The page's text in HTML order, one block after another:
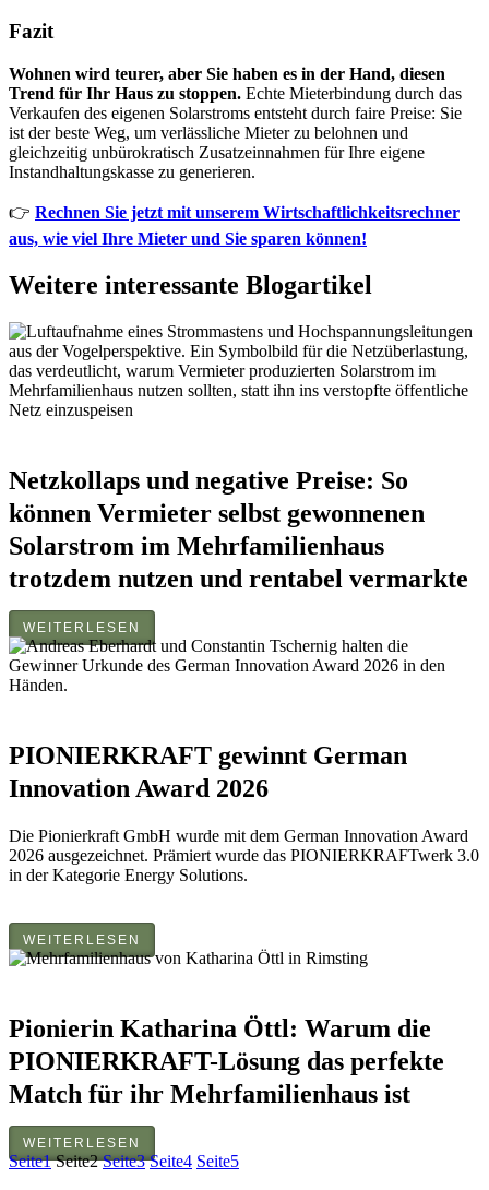
Fazit
Wohnen wird teurer, aber Sie haben es in der Hand, diesen
Trend für Ihr Haus zu stoppen. Echte Mieterbindung durch das
Verkaufen des eigenen Solarstroms entsteht durch faire Preise: Sie
ist der beste Weg, um verlässliche Mieter zu belohnen und
gleichzeitig unbürokratisch Zusatzeinnahmen für Ihre eigene
Instandhaltungskasse zu generieren.
👉 Rechnen Sie jetzt mit unserem Wirtschaftlichkeitsrechner
aus, wie viel Ihre Mieter und Sie sparen können!
Weitere interessante Blogartikel
Netzkollaps und negative Preise: So
können Vermieter selbst gewonnenen
Solarstrom im Mehrfamilienhaus
trotzdem nutzen und rentabel vermarkte
WEITERLESEN
PIONIERKRAFT gewinnt German
Innovation Award 2026
Die Pionierkraft GmbH wurde mit dem German Innovation Award
2026 ausgezeichnet. Prämiert wurde das PIONIERKRAFTwerk 3.0
in der Kategorie Energy Solutions.
WEITERLESEN
Pionierin Katharina Öttl: Warum die
PIONIERKRAFT-Lösung das perfekte
Match für ihr Mehrfamilienhaus ist
WEITERLESEN
Seite1 Seite2 Seite3 Seite4 Seite5